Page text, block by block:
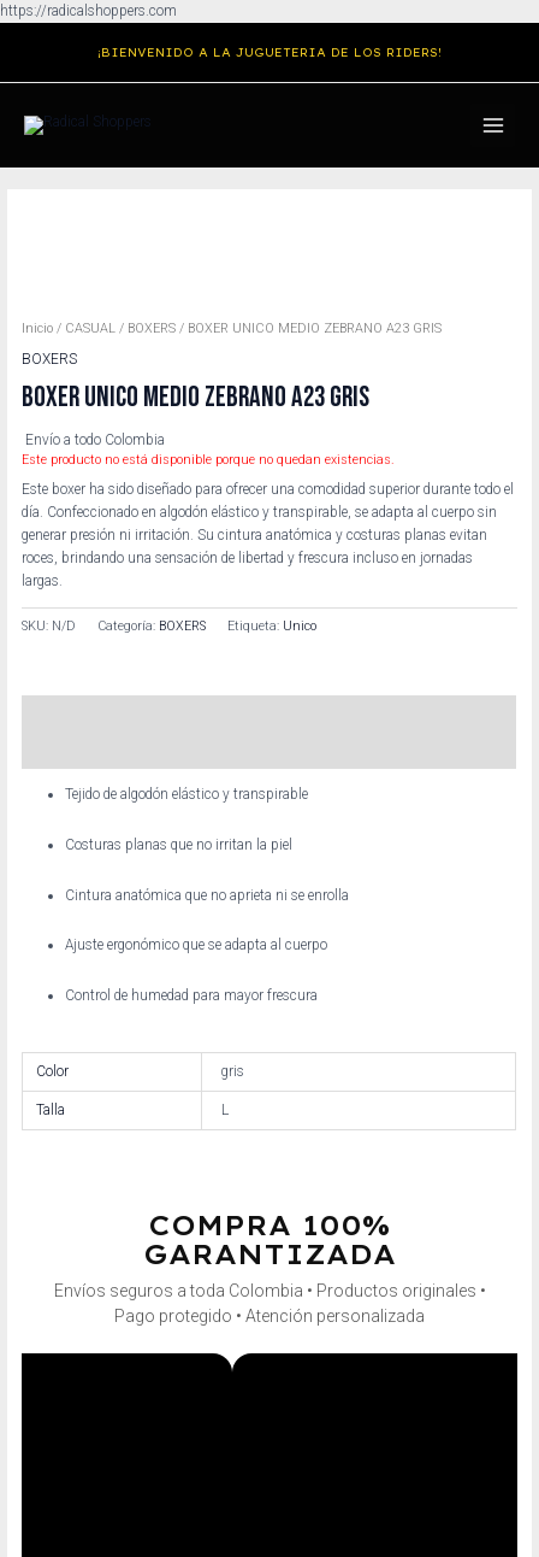
https://radicalshoppers.com
contenido
¡BIENVENIDO A LA JUGUETERIA DE LOS RIDERS!
MENU
Inicio / CASUAL / BOXERS / BOXER UNICO MEDIO ZEBRANO A23 GRIS
BOXERS
BOXER UNICO MEDIO ZEBRANO A23 GRIS
Envío a todo Colombia
Este producto no está disponible porque no quedan existencias.
Este boxer ha sido diseñado para ofrecer una comodidad superior durante todo el
día. Confeccionado en algodón elástico y transpirable, se adapta al cuerpo sin
generar presión ni irritación. Su cintura anatómica y costuras planas evitan
roces, brindando una sensación de libertad y frescura incluso en jornadas
largas.
SKU: N/D Categoría: BOXERS Etiqueta: Unico
Tejido de algodón elástico y transpirable
Costuras planas que no irritan la piel
Cintura anatómica que no aprieta ni se enrolla
Ajuste ergonómico que se adapta al cuerpo
Control de humedad para mayor frescura
Color gris
Talla L
COMPRA 100%
GARANTIZADA
Envíos seguros a toda Colombia • Productos originales •
Pago protegido • Atención personalizada